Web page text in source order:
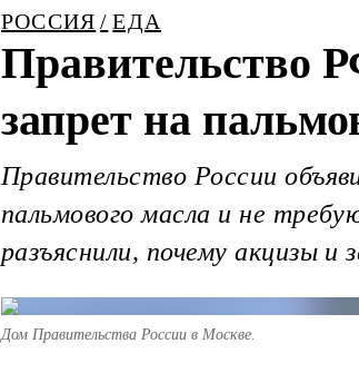
РОССИЯ ЕДА
Правительство
запрет на
Правительство России
пальмового масла и не
разъяснили, почему акцизы
Дом Правительства России в Москве.